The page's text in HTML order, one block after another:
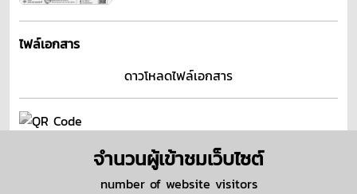
ไฟล์เอกสาร
ดาวโหลดไฟล์เอกสาร
จำนวนผู้เข้าชมเว็บไซต์
number of website visitors